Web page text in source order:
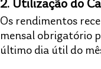
2. Utilização do
Os rendimentos
mensal obrigatório
último dia útil do